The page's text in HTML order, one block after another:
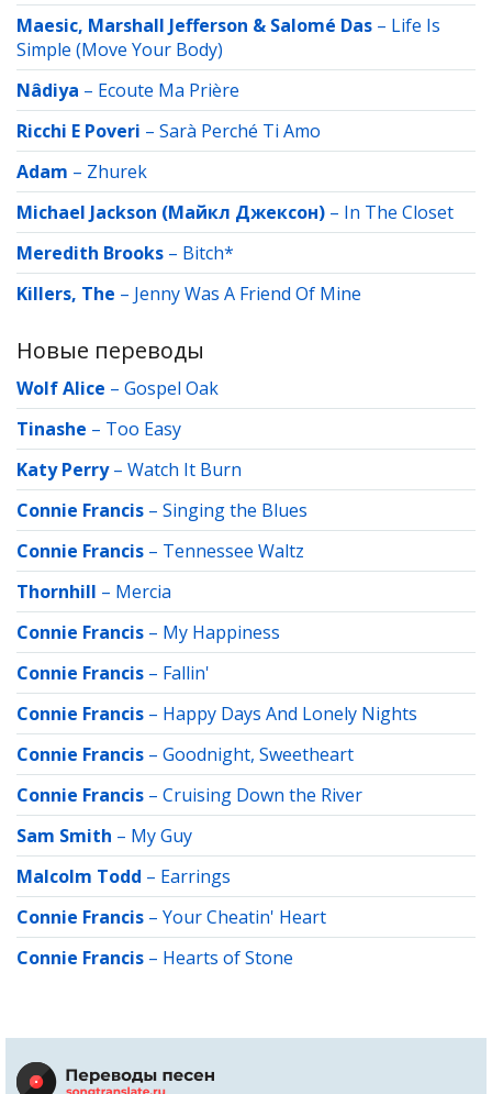
Maesic, Marshall Jefferson & Salomé Das – Life Is
Simple (Move Your Body)
Nâdiya – Ecoute Ma Prière
Ricchi E Poveri – Sarà Perché Ti Amo
Adam – Zhurek
Michael Jackson (Майкл Джексон) – In The Closet
Meredith Brooks – Bitch*
Killers, The – Jenny Was A Friend Of Mine
Новые переводы
Wolf Alice – Gospel Oak
Tinashe – Too Easy
Katy Perry– Watch It Burn
Connie Francis – Singing the Blues
Connie Francis – Tennessee Waltz
Thornhill – Mercia
Connie Francis – My Happiness
Connie Francis – Fallin'
Connie Francis – Happy Days And Lonely Nights
Connie Francis – Goodnight, Sweetheart
Connie Francis – Cruising Down the River
Sam Smith – My Guy
Malcolm Todd – Earrings
Connie Francis – Your Cheatin' Heart
Connie Francis – Hearts of Stone